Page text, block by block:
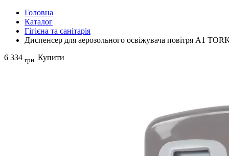
Головна
Каталог
Гігієна та санітарія
Диспенсер для аерозольного освіжувача повітря A1
6 334 грн. Купити